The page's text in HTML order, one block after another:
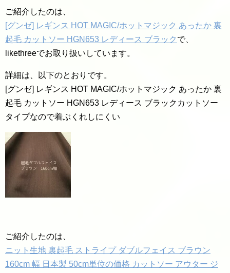
ご紹介したのは、
[グンゼ] レギンス HOT MAGIC/ホットマジック あったか 裏
起毛 カットソー HGN653 レディース ブラック で、
likethreeでお取り扱いしています。
詳細は、以下のとおりです。
[グンゼ] レギンス HOT MAGIC/ホットマジック あったか 裏
起毛 カットソー HGN653 レディース ブラックカットソー
タイプなので着ぶくれしにくい
ご紹介したのは、
ニット生地 裏起毛 ストライプ ダブルフェイス ブラウン
160cm 幅 日本製 50cm単位の価格 カットソー アウター ジ